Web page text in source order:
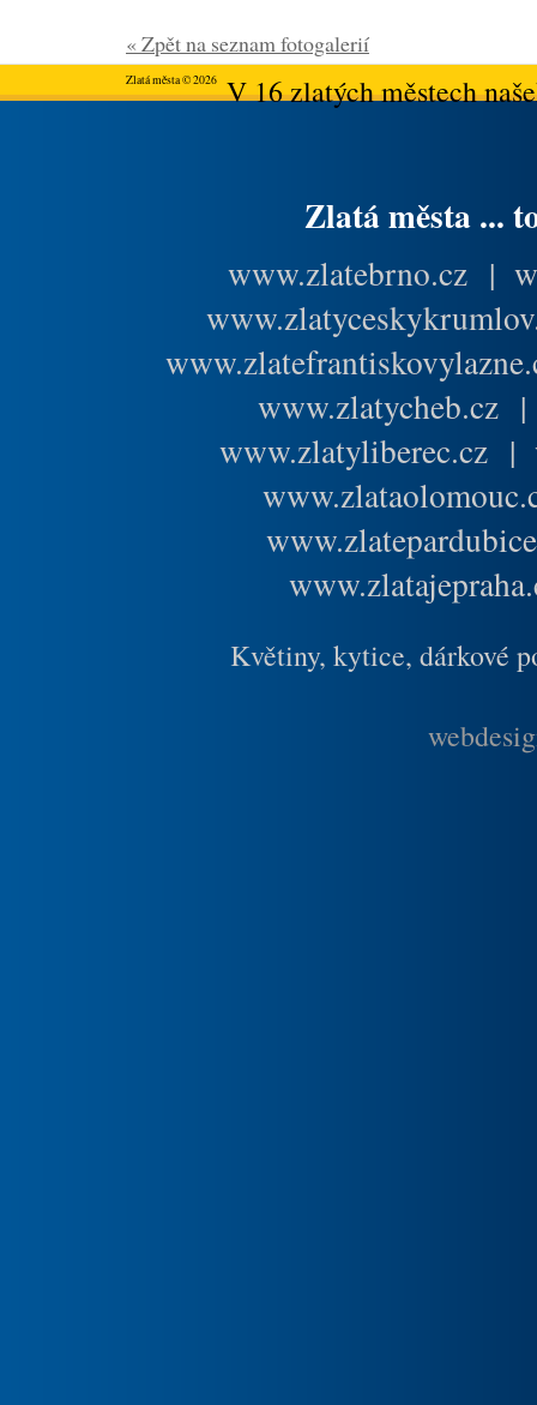
« Zpět na seznam fotogalerií
Zlatá města © 2026V 16 zlatých městech
Zlatá města ...
www.zlatebrno.cz |
www.zlatycheb.cz
www.zlatyliberec.cz |
Květiny, kytice, dárkové